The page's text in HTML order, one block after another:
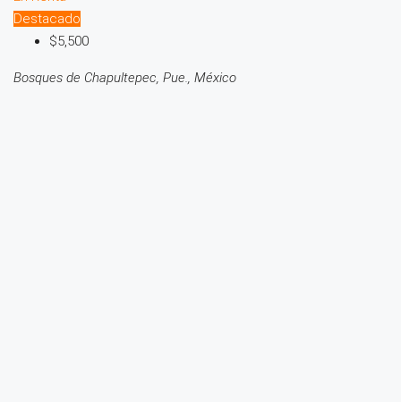
Destacado
$5,500
Bosques de Chapultepec, Pue., México